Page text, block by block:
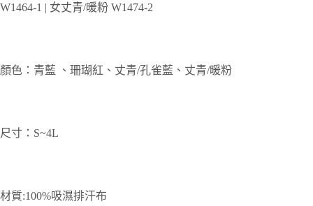
W1464-1 | 女丈青/暖粉 W1474-2
顏色：青藍 、珊瑚紅、丈青/孔雀藍、丈青/暖粉
尺寸：S~4L
材質:100%吸濕排汗布